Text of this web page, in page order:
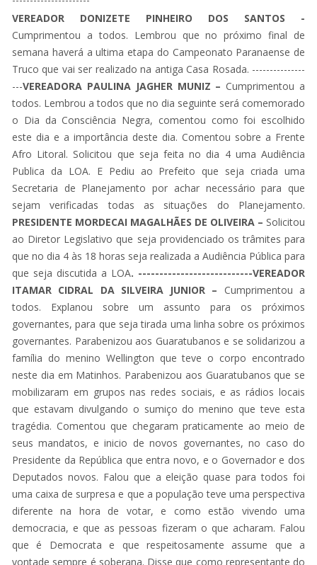
VEREADOR DONIZETE PINHEIRO DOS SANTOS -
Cumprimentou a todos. Lembrou que no próximo final de
semana haverá a ultima etapa do Campeonato Paranaense de
Truco que vai ser realizado na antiga Casa Rosada. ---------------
---VEREADORA PAULINA JAGHER MUNIZ –Cumprimentou a
todos. Lembrou a todos que no dia seguinte será comemorado
o Dia da Consciência Negra, comentou como foi escolhido
este dia e a importância deste dia. Comentou sobre a Frente
Afro Litoral. Solicitou que seja feita no dia 4 uma Audiência
Publica da LOA. E Pediu ao Prefeito que seja criada uma
Secretaria de Planejamento por achar necessário para que
sejam verificadas todas as situações do Planejamento.
PRESIDENTE MORDECAI MAGALHÃES DE OLIVEIRA – Solicitou
ao Diretor Legislativo que seja providenciado os trâmites para
que no dia 4 às 18 horas seja realizada a Audiência Pública para
que seja discutida a LOA. ---------------------------VEREADOR
ITAMAR CIDRAL DA SILVEIRA JUNIOR – Cumprimentou a
todos. Explanou sobre um assunto para os próximos
governantes, para que seja tirada uma linha sobre os próximos
governantes. Parabenizou aos Guaratubanos e se solidarizou a
família do menino Wellington que teve o corpo encontrado
neste dia em Matinhos. Parabenizou aos Guaratubanos que se
mobilizaram em grupos nas redes sociais, e as rádios locais
que estavam divulgando o sumiço do menino que teve esta
tragédia. Comentou que chegaram praticamente ao meio de
seus mandatos, e inicio de novos governantes, no caso do
Presidente da República que entra novo, e o Governador e dos
Deputados novos. Falou que a eleição quase para todos foi
uma caixa de surpresa e que a população teve uma perspectiva
diferente na hora de votar, e como estão vivendo uma
democracia, e que as pessoas fizeram o que acharam. Falou
que é Democrata e que respeitosamente assume que a
vontade sempre é soberana. Disse que como representante do